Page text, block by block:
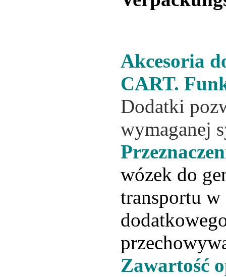
Akcesoria
CART.
Dodatki
wymaganej
wózek do
transportu w
Zawartość